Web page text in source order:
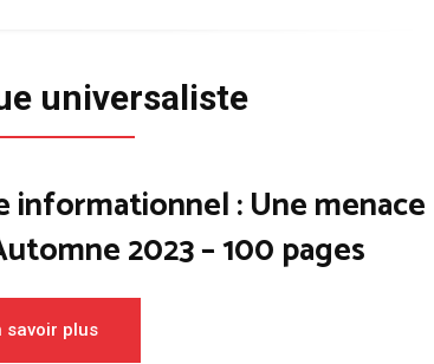
universaliste
informationnel : Une menace
2023 – 100 pages
savoir plus